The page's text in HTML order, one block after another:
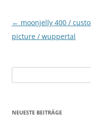
Beitragsnavigation
← moonjelly 400 /
picture / wuppertal
nach:
NEUESTE BEITRÄGE